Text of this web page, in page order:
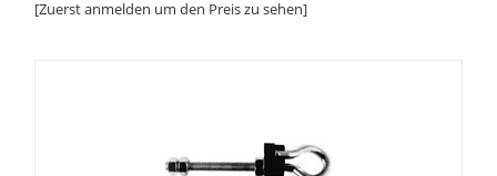
[Zuerst anmelden um den Preis zu sehen]